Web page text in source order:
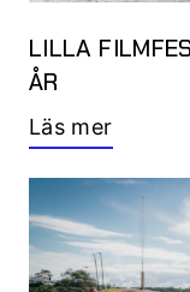
LILLA
ÅR
Läs mer